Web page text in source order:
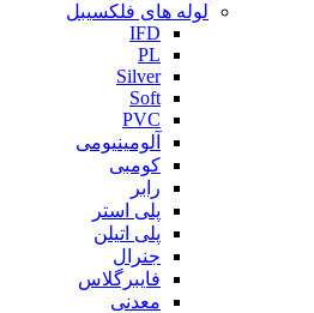
لوله های فلکسیبل
IFD
PL
Silver
Soft
PVC
آلومینیومی
کومبی
رابر
پلی استر
پلی اتیلن
جنرال
فایبرگلاس
معدنی